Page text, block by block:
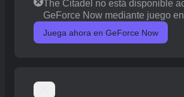
The Citadel no está disponible
GeForce Now mediante juego
Juega ahora en GeForce Now